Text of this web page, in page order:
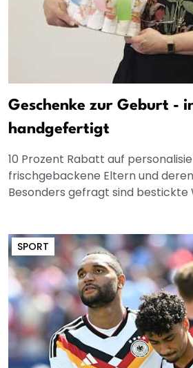
Geschenke zur Geburt -
handgefertigt
10 Prozent Rabatt auf
frischgebackene Eltern und
Besonders gefragt sind bestickte
SPORT